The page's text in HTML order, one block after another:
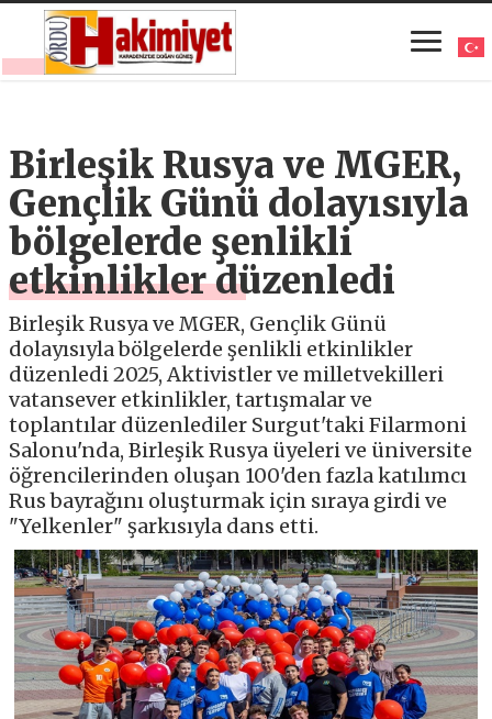
Birleşik Rusya ve MGER,
Gençlik Günü dolayısıyla
bölgelerde şenlikli
etkinlikler düzenledi
Birleşik Rusya ve MGER, Gençlik Günü
dolayısıyla bölgelerde şenlikli etkinlikler
düzenledi 2025, Aktivistler ve milletvekilleri
vatansever etkinlikler, tartışmalar ve
toplantılar düzenlediler Surgut'taki Filarmoni
Salonu'nda, Birleşik Rusya üyeleri ve üniversite
öğrencilerinden oluşan 100'den fazla katılımcı
Rus bayrağını oluşturmak için sıraya girdi ve
"Yelkenler" şarkısıyla dans etti.